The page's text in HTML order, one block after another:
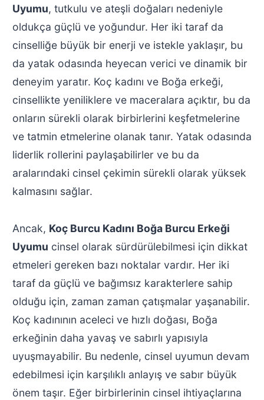
Uyumu, tutkulu ve ateşli doğaları nedeniyle
oldukça güçlü ve yoğundur. Her iki taraf da
cinselliğe büyük bir enerji ve istekle yaklaşır, bu
da yatak odasında heyecan verici ve dinamik bir
deneyim yaratır. Koç kadını ve Boğa erkeği,
cinsellikte yeniliklere ve maceralara açıktır, bu da
onların sürekli olarak birbirlerini keşfetmelerine
ve tatmin etmelerine olanak tanır. Yatak odasında
liderlik rollerini paylaşabilirler ve bu da
aralarındaki cinsel çekimin sürekli olarak yüksek
kalmasını sağlar.
Ancak, Koç Burcu Kadını Boğa Burcu Erkeği
Uyumu cinsel olarak sürdürülebilmesi için dikkat
etmeleri gereken bazı noktalar vardır. Her iki
taraf da güçlü ve bağımsız karakterlere sahip
olduğu için, zaman zaman çatışmalar yaşanabilir.
Koç kadınının aceleci ve hızlı doğası, Boğa
erkeğinin daha yavaş ve sabırlı yapısıyla
uyuşmayabilir. Bu nedenle, cinsel uyumun devam
edebilmesi için karşılıklı anlayış ve sabır büyük
önem taşır. Eğer birbirlerinin cinsel ihtiyaçlarına